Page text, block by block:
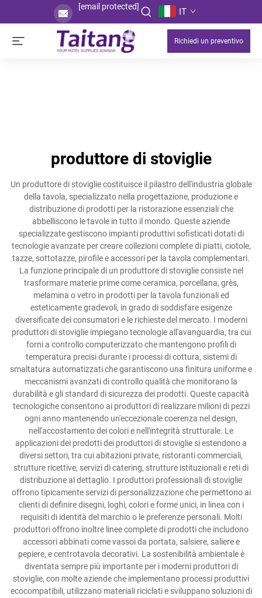
[email protected] IT
Richiedi un preventivo
produttore di stoviglie
Un produttore di stoviglie costituisce il pilastro dell'industria globale
della tavola, specializzato nella progettazione, produzione e
distribuzione di prodotti per la ristorazione essenziali che
abbelliscono le tavole in tutto il mondo. Queste aziende
specializzate gestiscono impianti produttivi sofisticati dotati di
tecnologie avanzate per creare collezioni complete di piatti, ciotole,
tazze, sottotazze, pirofile e accessori per la tavola complementari.
La funzione principale di un produttore di stoviglie consiste nel
trasformare materie prime come ceramica, porcellana, grès,
melamina o vetro in prodotti per la tavola funzionali ed
esteticamente gradevoli, in grado di soddisfare esigenze
diversificate dei consumatori e le richieste del mercato. I moderni
produttori di stoviglie impiegano tecnologie all'avanguardia, tra cui
forni a controllo computerizzato che mantengono profili di
temperatura precisi durante i processi di cottura, sistemi di
smaltatura automatizzati che garantiscono una finitura uniforme e
meccanismi avanzati di controllo qualità che monitorano la
durabilità e gli standard di sicurezza dei prodotti. Queste capacità
tecnologiche consentono ai produttori di realizzare milioni di pezzi
ogni anno mantenendo un'eccezionale coerenza nel design,
nell'accostamento dei colori e nell'integrità strutturale. Le
applicazioni dei prodotti dei produttori di stoviglie si estendono a
diversi settori, tra cui abitazioni private, ristoranti commerciali,
strutture ricettive, servizi di catering, strutture istituzionali e reti di
distribuzione al dettaglio. I produttori professionali di stoviglie
offrono tipicamente servizi di personalizzazione che permettono ai
clienti di definire disegni, loghi, colori e forme unici, in linea con i
requisiti di identità del marchio o le preferenze personali. Molti
produttori offrono inoltre linee complete di prodotti che includono
accessori abbinati come vassoi da portata, salsiere, saliere e
pepiere, e centrotavola decorativi. La sostenibilità ambientale è
diventata sempre più importante per i moderni produttori di
stoviglie, con molte aziende che implementano processi produttivi
ecocompatibili, utilizzano materiali riciclati e sviluppano soluzioni di